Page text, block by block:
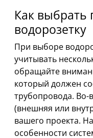
Как
водорозетку
При выборе
учитывать
обращайте
который должен
трубопровода. Во-
(внешняя или
вашего проекта.
особенности